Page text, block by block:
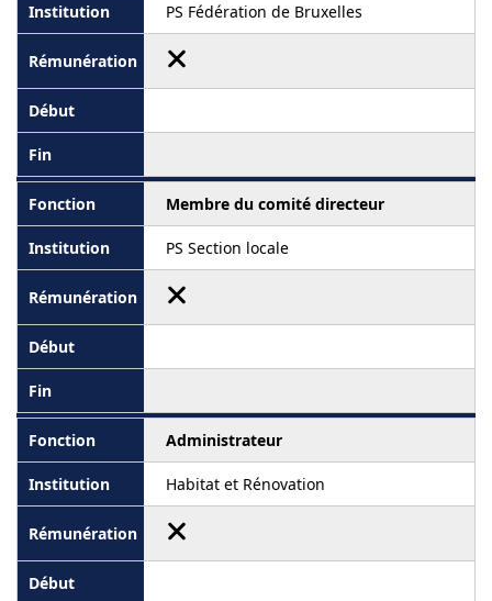
PS Fédération de Bruxelles
Membre du comité directeur
PS Section locale
Administrateur
Habitat et Rénovation